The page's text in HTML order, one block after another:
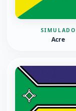
SIMULADO
Acre